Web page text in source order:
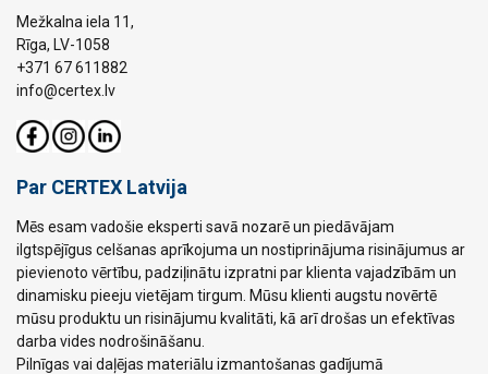
Mežkalna iela 11,
Rīga, LV-1058
+371 67 611882
info@certex.lv
Par CERTEX Latvija
Mēs esam vadošie eksperti savā nozarē un piedāvājam
ilgtspējīgus celšanas aprīkojuma un nostiprinājuma risinājumus ar
pievienoto vērtību, padziļinātu izpratni par klienta vajadzībām un
dinamisku pieeju vietējam tirgum. Mūsu klienti augstu novērtē
mūsu produktu un risinājumu kvalitāti, kā arī drošas un efektīvas
darba vides nodrošināšanu.
Pilnīgas vai daļējas materiālu izmantošanas gadījumā